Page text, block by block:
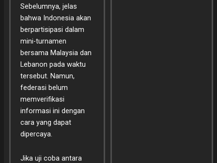
Sebelumnya, jelas
bahwa Indonesia akan
berpartisipasi dalam
mini-turnamen
bersama Malaysia dan
Lebanon pada waktu
tersebut. Namun,
federasi belum
memverifikasi
informasi ini dengan
cara yang dapat
dipercaya.
Jika uji coba antara